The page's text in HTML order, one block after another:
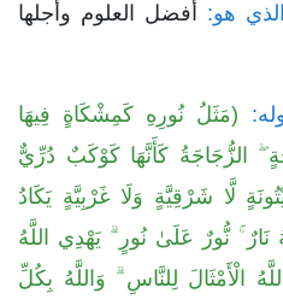
هو: أفضل العلوم وأجلها
(مَثَلُ نُورِهِ كَمِشْكَاةٍ فِيهَا
الزُّجَاجَةُ كَأَنَّهَا كَوْكَبٌ دُرِّيٌّ
لَّا شَرْقِيَّةٍ وَلَا غَرْبِيَّةٍ يَكَادُ
نُّورٌ عَلَىٰ نُورٍ ۗ يَهْدِي اللَّهُ
الْأَمْثَالَ لِلنَّاسِ ۗ وَاللَّهُ بِكُلِّ